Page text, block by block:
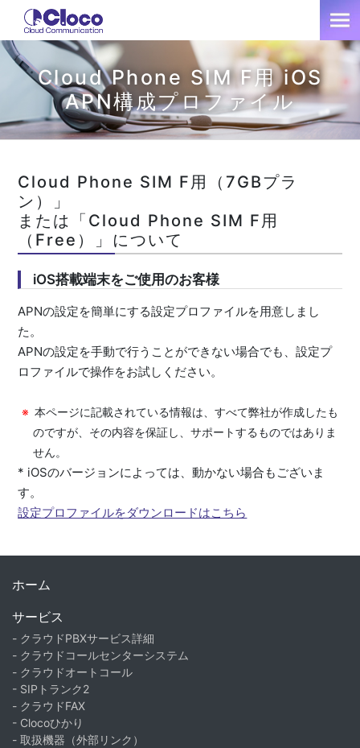
Cloud Phone SIM F用 iOS
APN構成プロファイル
Cloud Phone SIM F用（7GBプラ
ン）」
または「Cloud Phone SIM F用
（Free）」について
iOS搭載端末をご使用のお客様
APNの設定を簡単にする設定プロファイルを用意しまし
た。
APNの設定を手動で行うことができない場合でも、設定プ
ロファイルで操作をお試しください。
本ページに記載されている情報は、すべて弊社が作成したも
のですが、その内容を保証し、サポートするものではありま
せん。
* iOSのバージョンによっては、動かない場合もございま
す。
設定プロファイルをダウンロードはこちら
ホーム
サービス
- クラウドPBXサービス詳細
- クラウドコールセンターシステム
- クラウドオートコール
- SIPトランク2
- クラウドFAX
- Clocoひかり
- 取扱機器（外部リンク）